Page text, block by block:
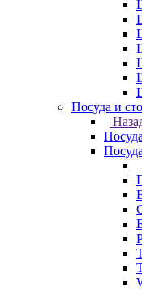
Посуда и